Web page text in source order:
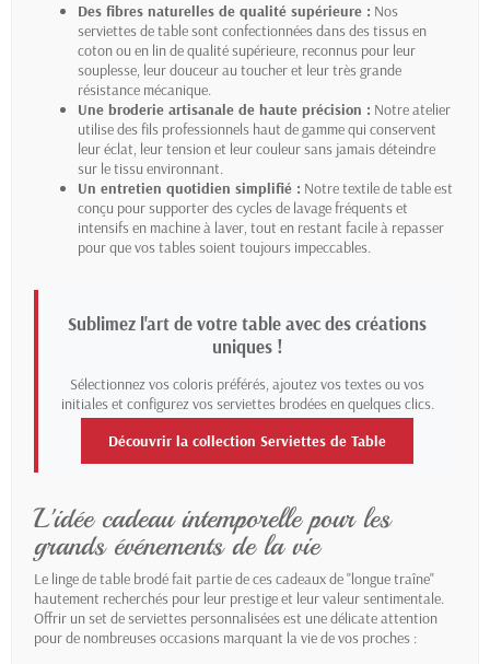
Des fibres naturelles de qualité supérieure : Nos
serviettes de table sont confectionnées dans des tissus en
coton ou en lin de qualité supérieure, reconnus pour leur
souplesse, leur douceur au toucher et leur très grande
résistance mécanique.
Une broderie artisanale de haute précision : Notre atelier
utilise des fils professionnels haut de gamme qui conservent
leur éclat, leur tension et leur couleur sans jamais déteindre
sur le tissu environnant.
Un entretien quotidien simplifié : Notre textile de table est
conçu pour supporter des cycles de lavage fréquents et
intensifs en machine à laver, tout en restant facile à repasser
pour que vos tables soient toujours impeccables.
Sublimez l'art de votre table avec des créations
uniques !
Sélectionnez vos coloris préférés, ajoutez vos textes ou vos
initiales et configurez vos serviettes brodées en quelques clics.
Découvrir la collection Serviettes de Table
L'idée cadeau intemporelle pour les
grands événements de la vie
Le linge de table brodé fait partie de ces cadeaux de "longue traîne"
hautement recherchés pour leur prestige et leur valeur sentimentale.
Offrir un set de serviettes personnalisées est une délicate attention
pour de nombreuses occasions marquant la vie de vos proches :